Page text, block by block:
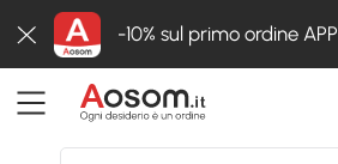
-10% sul primo ordine APP